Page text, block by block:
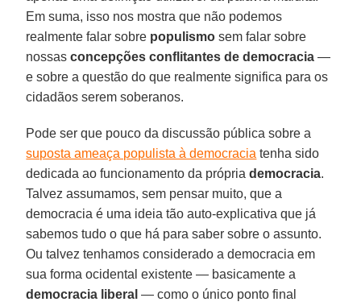
Em suma, isso nos mostra que não podemos
realmente falar sobre populismo sem falar sobre
nossas concepções conflitantes de democracia —
e sobre a questão do que realmente significa para os
cidadãos serem soberanos.
Pode ser que pouco da discussão pública sobre a
suposta ameaça populista à democracia tenha sido
dedicada ao funcionamento da própriademocracia.
Talvez assumamos, sem pensar muito, que a
democracia é uma ideia tão auto-explicativa que já
sabemos tudo o que há para saber sobre o assunto.
Ou talvez tenhamos considerado a democracia em
sua forma ocidental existente — basicamente a
democracia liberal — como o único ponto final